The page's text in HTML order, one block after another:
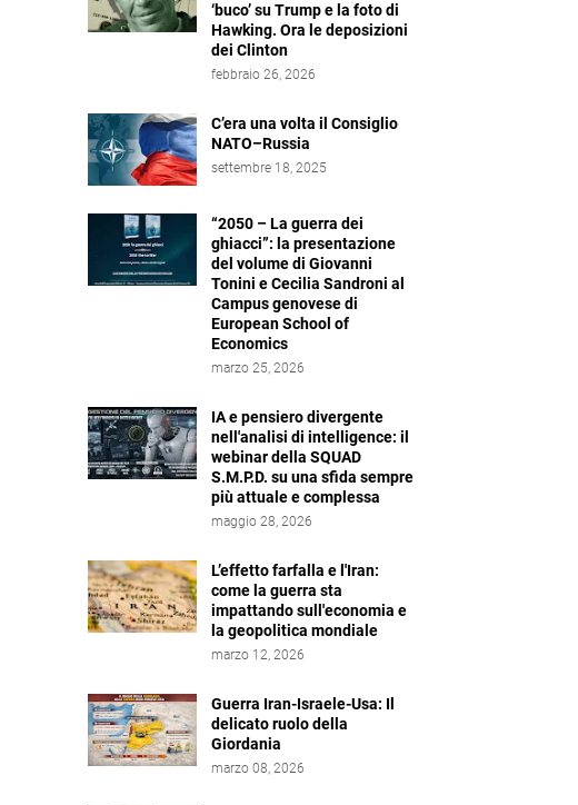
‘buco’ su Trump e la foto di
Hawking. Ora le deposizioni
dei Clinton
febbraio 26, 2026
C’era una volta il Consiglio
NATO–Russia
settembre 18, 2025
“2050 – La guerra dei
ghiacci”: la presentazione
del volume di Giovanni
Tonini e Cecilia Sandroni al
Campus genovese di
European School of
Economics
marzo 25, 2026
IA e pensiero divergente
nell'analisi di intelligence: il
webinar della SQUAD
S.M.P.D. su una sfida sempre
più attuale e complessa
maggio 28, 2026
L’effetto farfalla e l'Iran:
come la guerra sta
impattando sull'economia e
la geopolitica mondiale
marzo 12, 2026
Guerra Iran-Israele-Usa: Il
delicato ruolo della
Giordania
marzo 08, 2026